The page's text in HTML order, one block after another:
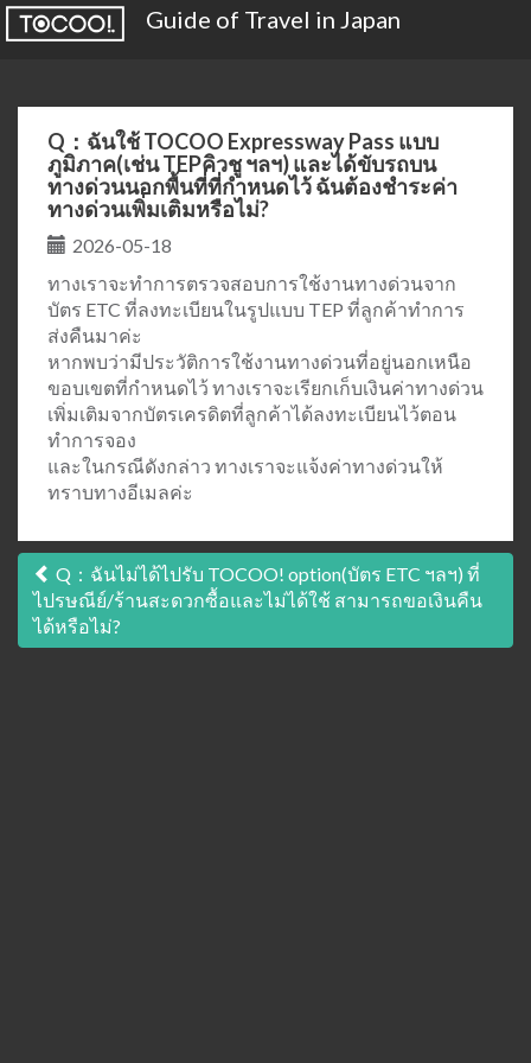
Guide of Travel in Japan
Q：ฉันใช้ TOCOO Expressway Pass แบบ
ภูมิภาค(เช่น TEPคิวชู ฯลฯ) และได้ขับรถบน
ทางด่วนนอกพื้นที่ที่กำหนดไว้ ฉันต้องชำระค่า
ทางด่วนเพิ่มเติมหรือไม่?
2026-05-18
ทางเราจะทำการตรวจสอบการใช้งานทางด่วนจาก
บัตร ETC ที่ลงทะเบียนในรูปแบบ TEP ที่ลูกค้าทำการ
ส่งคืนมาค่ะ
หากพบว่ามีประวัติการใช้งานทางด่วนที่อยู่นอกเหนือ
ขอบเขตที่กำหนดไว้ ทางเราจะเรียกเก็บเงินค่าทางด่วน
เพิ่มเติมจากบัตรเครดิตที่ลูกค้าได้ลงทะเบียนไว้ตอน
ทำการจอง
และในกรณีดังกล่าว ทางเราจะแจ้งค่าทางด่วนให้
ทราบทางอีเมลค่ะ
เมนู
นำทาง
เรื่อง
Q：ฉันไม่ได้ไปรับ TOCOO! option(บัตร ETC ฯลฯ) ที่
ไปรษณีย์/ร้านสะดวกซื้อและไม่ได้ใช้ สามารถขอเงินคืน
ได้หรือไม่?